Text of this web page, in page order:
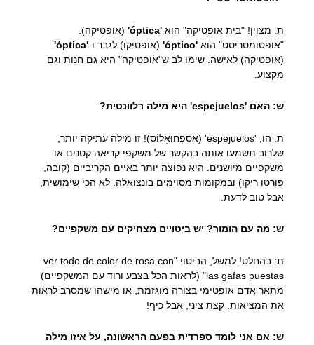
ת: מצוין! "בית אופטיקה" הוא 'óptica'
(אופטיקה).
"אופטומטריסט" הוא 'óptico' (אופטיקו) לגבר ו-'óptica'
(אופטיקה) לאישה. שימו לב ש"אופטיקה" היא גם חנות וגם
מקצוע.
ש: האם 'espejuelos' היא מילה רלוונטית?
ת: הו, 'espejuelos' (אספֶחוּאֶלוֹס)! זו מילה עתיקה יותר,
שלרוב תשמעו אותה בהקשר של משקפי קריאה קטנים או
משקפיים מיושנים. היא נפוצה יותר באיים הקריביים (קובה,
פורטו ריקו) ובמקומות מסוימים בונצואלה. לא הכי שימושית,
אבל טוב לדעת.
ש: מה עם הומור? יש ביטויים מצחיקים עם משקפיים?
ת: בהחלט! למשל, הביטוי "ver todo de color de rosa con
las gafas puestas" (לראות הכל בצבע ורוד עם המשקפיים)
מתאר אדם אופטימי בצורה מוגזמת, או מישהו שמסרב לראות
את המציאות. קצת ציני, אבל כיף!
ש: אם אני לומד ספרדית בפעם הראשונה, על איזו מילה